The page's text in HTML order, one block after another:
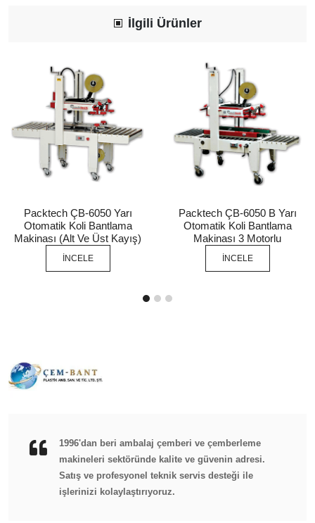
İlgili Ürünler
Packtech ÇB-6050 Yarı
Otomatik Koli Bantlama
Makinası (Alt Ve Üst Kayış)
İNCELE
Packtech ÇB-6050 B Yarı
Otomatik Koli Bantlama
Makinası 3 Motorlu
İNCELE
1996'dan beri ambalaj çemberi ve çemberleme
makineleri sektöründe kalite ve güvenin adresi.
Satış ve profesyonel teknik servis desteği ile
işlerinizi kolaylaştırıyoruz.